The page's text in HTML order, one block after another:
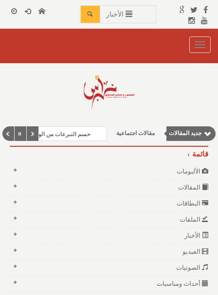
الأخبار
Toggle
navigation
جديد المقالات مقالات اجتماعية
مقالات إقتصادية
حسم التبرعات من الوعاء الزكوي
قائمة
الألبومات
المقالات
البطاقات
الملفات
الأخبار
الفيديو
الصوتيات
أحداث ومناسبات